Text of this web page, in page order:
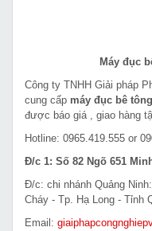
Máy đục
Công ty TNHH Giải pháp
cung cấp máy đục bê
được báo giá , giao hàng
Hotline: 0965.419.555 or
Đ/c 1: Số 82 Ngõ 651
Đ/c: chi nhánh Quảng
Cháy - Tp. Hạ Long - Tỉnh
Email: